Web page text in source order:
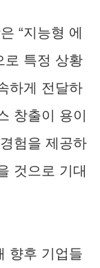
“지능형 에
로 특정 상황
하게 전달하
창출이 용이
험을 제공하
것으로 기대
향후 기업들